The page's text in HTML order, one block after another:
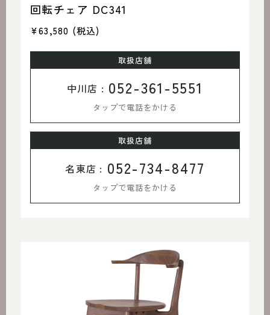
回転チェア DC341
¥63,580 (税込)
取扱店舗
中川店 : 052-361-5551
タップで電話をかける
取扱店舗
名東店 : 052-734-8477
タップで電話をかける